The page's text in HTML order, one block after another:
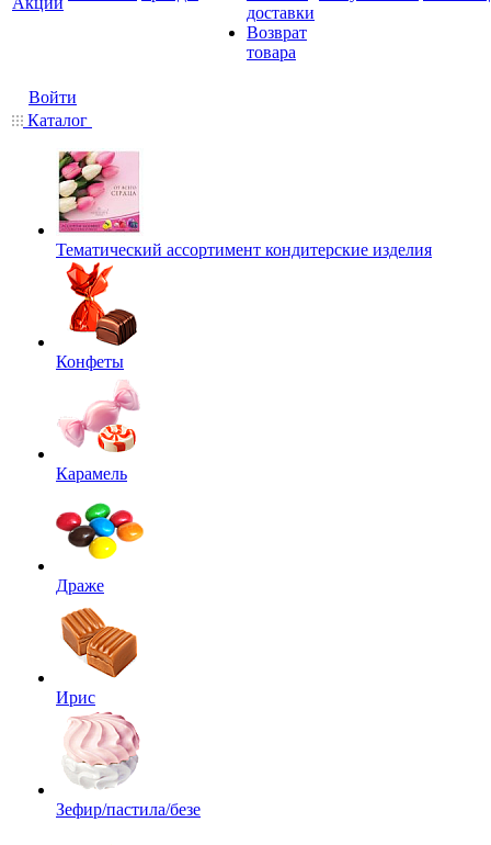
доставки
Возврат
товара
Войти
Каталог
Тематический ассортимент кондитерские изделия
Конфеты
Карамель
Драже
Ирис
Зефир/пастила/безе